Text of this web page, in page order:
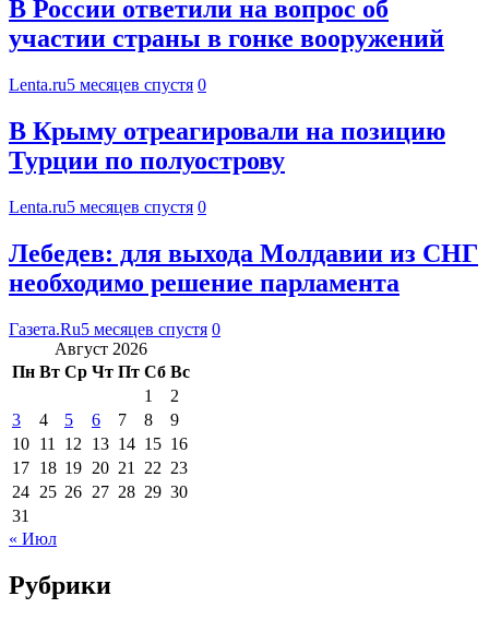
В России ответили на вопрос об
участии страны в гонке вооружений
Lenta.ru5 месяцев спустя 0
В Крыму отреагировали на позицию
Турции по полуострову
Lenta.ru5 месяцев спустя 0
Лебедев: для выхода Молдавии из СНГ
необходимо решение парламента
Газета.Ru5 месяцев спустя 0
Август 2026
Пн Вт Ср Чт Пт Сб Вс
1
2
3
4 5 6 7 8
9
10 11 12 13 14 15 16
17 18 19 20 21 22 23
24 25 26 27 28 29 30
31
« Июл
Рубрики